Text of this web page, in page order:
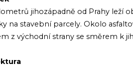
jihozápadně od Prahy leží
na stavební parcely. Okolo
z východní strany se směrem k